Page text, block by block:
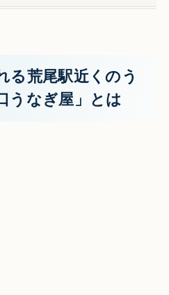
る荒尾駅近くのう
うなぎ屋」とは